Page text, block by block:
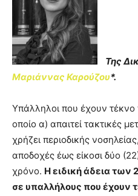
Της
Μαριάννας Καρούζου*.
Υπάλληλοι που έχουν
οποίο α) απαιτεί τακτικές
χρήζει περιοδικής
αποδοχές έως είκοσι δύο
χρόνο. Η ειδική άδεια των
σε υπαλλήλους που έχουν